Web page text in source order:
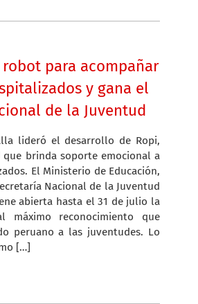
robot para acompañar
y gana el
de la Juventud
lideró el desarrollo de Ropi,
brinda soporte emocional a
El Ministerio de Educación,
Nacional de la Juventud
abierta hasta el 31 de julio la
máximo reconocimiento que
peruano a las juventudes. Lo
[…]